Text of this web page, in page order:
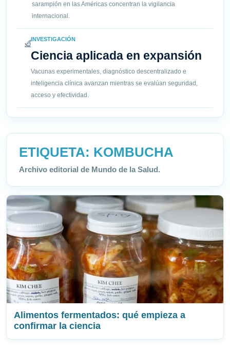
sarampión en las Américas concentran la vigilancia
internacional.
INVESTIGACIÓN
Ciencia aplicada en expansión
Vacunas experimentales, diagnóstico descentralizado e
inteligencia clínica avanzan mientras se evalúan seguridad,
acceso y efectividad.
ETIQUETA: KOMBUCHA
Archivo editorial de Mundo de la Salud.
Alimentos fermentados: qué empieza a
confirmar la ciencia